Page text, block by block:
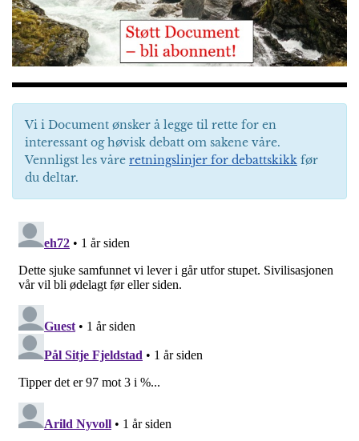
Vi i Document ønsker å legge til rette for en
interessant og høvisk debatt om sakene våre.
Vennligst les våre retningslinjer for debattskikk før
du deltar.